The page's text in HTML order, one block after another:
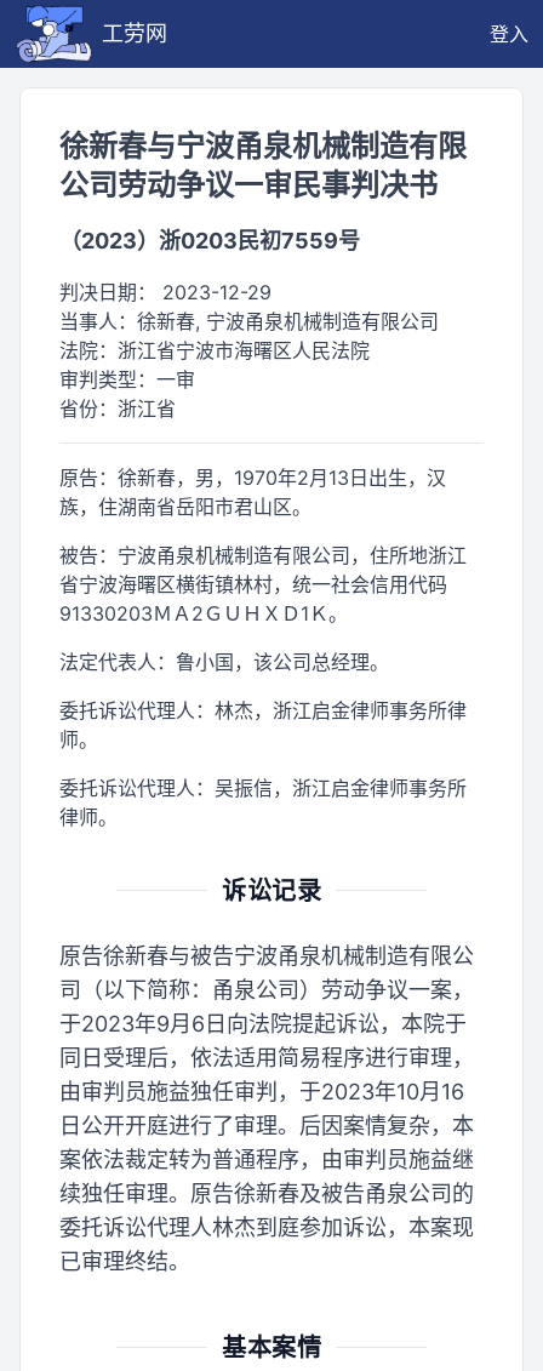
工劳网 登入
徐新春与宁波甬泉机械制造有限
公司劳动争议一审民事判决书
（2023）浙0203民初7559号
判决日期： 2023-12-29
当事人： 徐新春, 宁波甬泉机械制造有限公司
法院： 浙江省宁波市海曙区人民法院
审判类型： 一审
省份： 浙江省
原告：徐新春，男，1970年2月13日出生，汉
族，住湖南省岳阳市君山区。
被告：宁波甬泉机械制造有限公司，住所地浙江
省宁波海曙区横街镇林村，统一社会信用代码
91330203ＭＡ2ＧＵＨＸＤ1Ｋ。
法定代表人：鲁小国，该公司总经理。
委托诉讼代理人：林杰，浙江启金律师事务所律
师。
委托诉讼代理人：吴振信，浙江启金律师事务所
律师。
诉讼记录
原告徐新春与被告宁波甬泉机械制造有限公
司（以下简称：甬泉公司）劳动争议一案，
于2023年9月6日向法院提起诉讼，本院于
同日受理后，依法适用简易程序进行审理，
由审判员施益独任审判，于2023年10月16
日公开开庭进行了审理。后因案情复杂，本
案依法裁定转为普通程序，由审判员施益继
续独任审理。原告徐新春及被告甬泉公司的
委托诉讼代理人林杰到庭参加诉讼，本案现
已审理终结。
基本案情